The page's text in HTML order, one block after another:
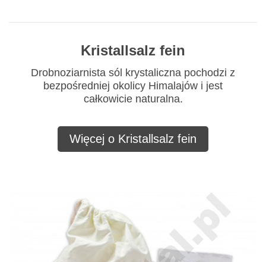
Kristallsalz fein
Drobnoziarnista sól krystaliczna pochodzi z
bezpośredniej okolicy Himalajów i jest
całkowicie naturalna.
Więcej o Kristallsalz fein